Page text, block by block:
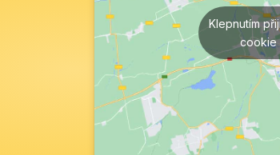
Klepnutím
cookie